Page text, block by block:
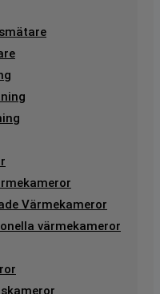
Värmekameror
värmekameror